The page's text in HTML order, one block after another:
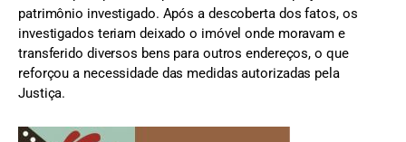
patrimônio investigado. Após a descoberta dos fatos, os
investigados teriam deixado o imóvel onde moravam e
transferido diversos bens para outros endereços, o que
reforçou a necessidade das medidas autorizadas pela
Justiça.